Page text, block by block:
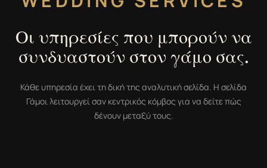
Οι υπηρεσίες που μπορούν να
συνδυαστούν στον γάμο σας.
Κάθε υπηρεσία έχει τη δική της αναλυτική σελίδα. Η σελίδα
Γάμοι λειτουργεί σαν κεντρικός κόμβος για να δείτε πώς
δένουν μεταξύ τους.